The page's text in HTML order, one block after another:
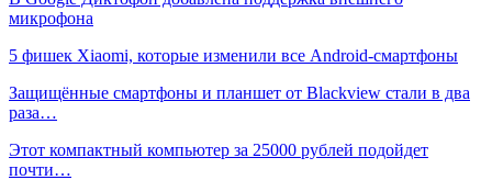
микрофона
5 фишек Xiaomi, которые изменили все Android-смартфоны
Защищённые смартфоны и планшет от Blackview стали в два
раза…
Этот компактный компьютер за 25000 рублей подойдет
почти…